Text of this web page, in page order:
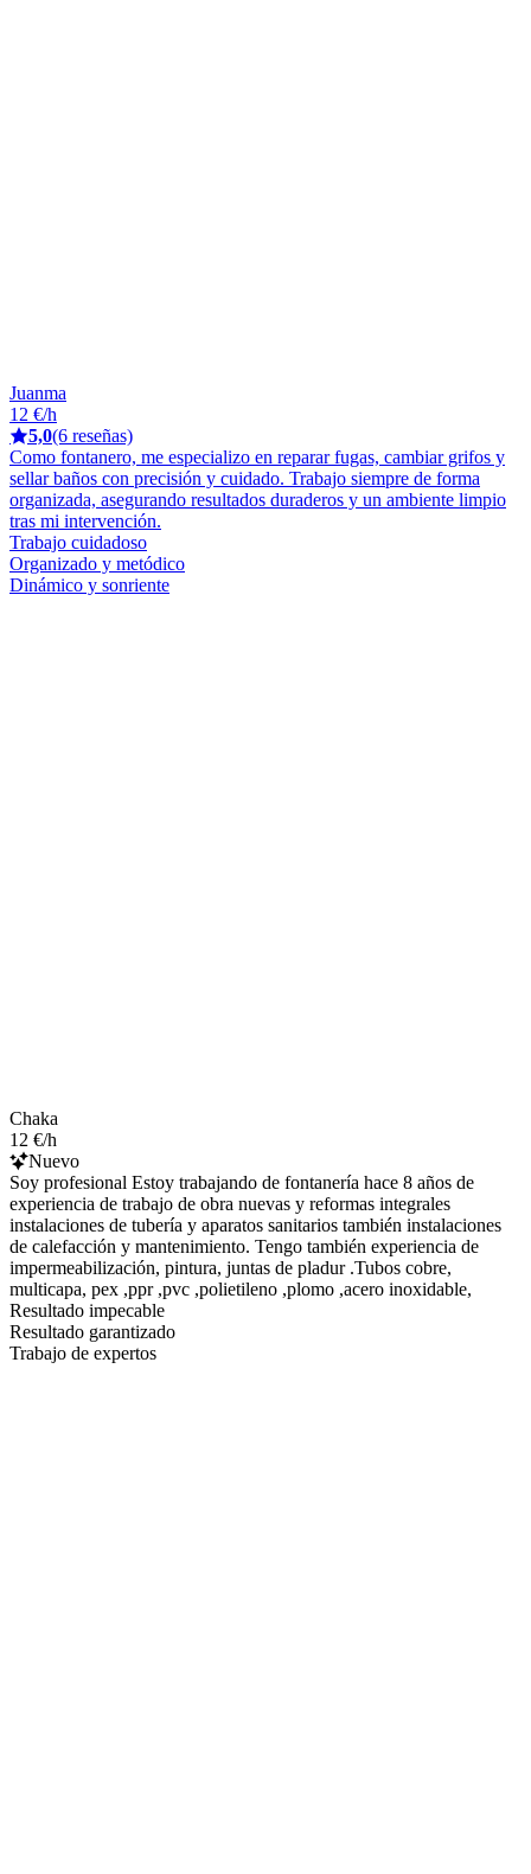
Juanma
12 €/h
5,0(6 reseñas)
Como fontanero, me especializo en reparar fugas, cambiar grifos y
sellar baños con precisión y cuidado. Trabajo siempre de forma
organizada, asegurando resultados duraderos y un ambiente limpio
tras mi intervención.
Trabajo cuidadoso
Organizado y metódico
Dinámico y sonriente
Chaka
12 €/h
Nuevo
Soy profesional Estoy trabajando de fontanería hace 8 años de
experiencia de trabajo de obra nuevas y reformas integrales
instalaciones de tubería y aparatos sanitarios también instalaciones
de calefacción y mantenimiento. Tengo también experiencia de
impermeabilización, pintura, juntas de pladur .Tubos cobre,
multicapa, pex ,ppr ,pvc ,polietileno ,plomo ,acero inoxidable,
Resultado impecable
Resultado garantizado
Trabajo de expertos